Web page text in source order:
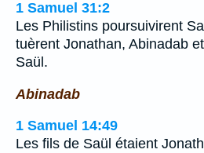
1 Samuel 31:2
Les Philistins poursuivirent
tuèrent Jonathan, Abinadab
Saül.
Abinadab
1 Samuel 14:49
Les fils de Saül étaient